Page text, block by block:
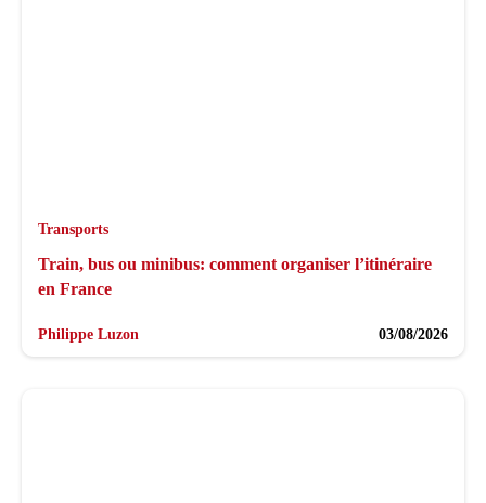
Transports
Train, bus ou minibus: comment organiser l’itinéraire
en France
Philippe Luzon 03/08/2026